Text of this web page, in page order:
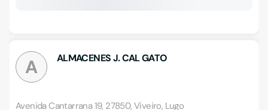
A ALMACENES J. CAL GATO
Avenida Cantarrana 19, 27850, Viveiro, Lugo